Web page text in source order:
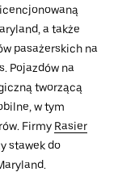
a także
pasażerskich na
Pojazdów na
tworzącą
w tym
Firmy Rasier
stawek do